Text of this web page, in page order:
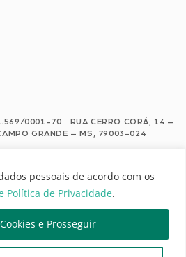
pessoais de acordo com os
Política de Privacidade.
e Prosseguir
0001-70 RUA CERRO CORÁ, 14 –
GRANDE – MS, 79003-024
de acordo com os nossos Termos de
de Privacidade.
de Cookies
OS DIREITOS RESERVADOS